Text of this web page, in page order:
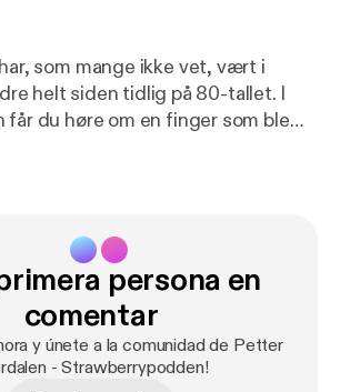
som mange ikke vet, vært i
helt siden tidlig på 80-tallet. I
får du høre om en finger som ble
hva som egentlig er viktig i
laget fra sine hjemtrakter. See acast.com/privacy [
privacy] for privacy and opt-out
persona en
comentar
y únete a la comunidad de Petter
- Strawberrypodden!